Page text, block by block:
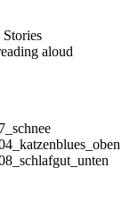
aloud